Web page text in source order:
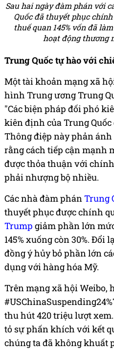
Sau hai ngày đàm phán với
Quốc đã thuyết phục
thuế quan 145% vốn đã
hoạt động thương
Trung Quốc tự hào với
Một tài khoản mạng xã
hình Trung ương Trung
"Các biện pháp đối phó
kiên định của Trung
Thông điệp này phản
rằng cách tiếp cận mạnh
được thỏa thuận với
phải nhượng bộ nhiều.
Các nhà đàm phánTrung
thuyết phục được chính
Trump giảm phần lớn
145% xuống còn 30%. Đổi
đồng ý hủy bỏ phần lớn
dụng với hàng hóa Mỹ.
Trên mạng xã hội Weibo,
thu hút 420 triệu lượt
tỏ sự phấn khích với kết
chúng ta đã không khuất